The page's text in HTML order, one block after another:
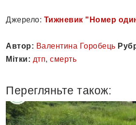
Джерело: Тижневик "Номер
Автор: Валентина Горобець
Мітки: дтп, смерть
Перегляньте також: